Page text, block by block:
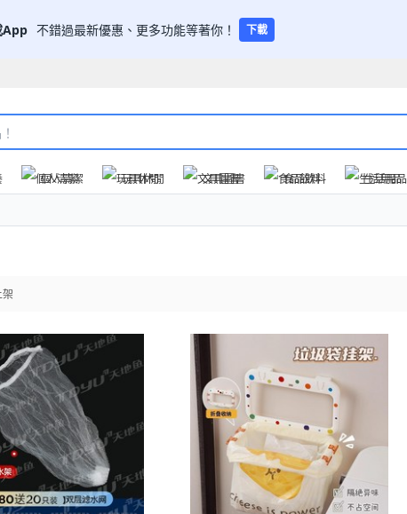
App 不錯過最新優惠、更多功能等著你！ 下載
個人清潔 玩具休閒 文具圖書 食品飲料 生活用品